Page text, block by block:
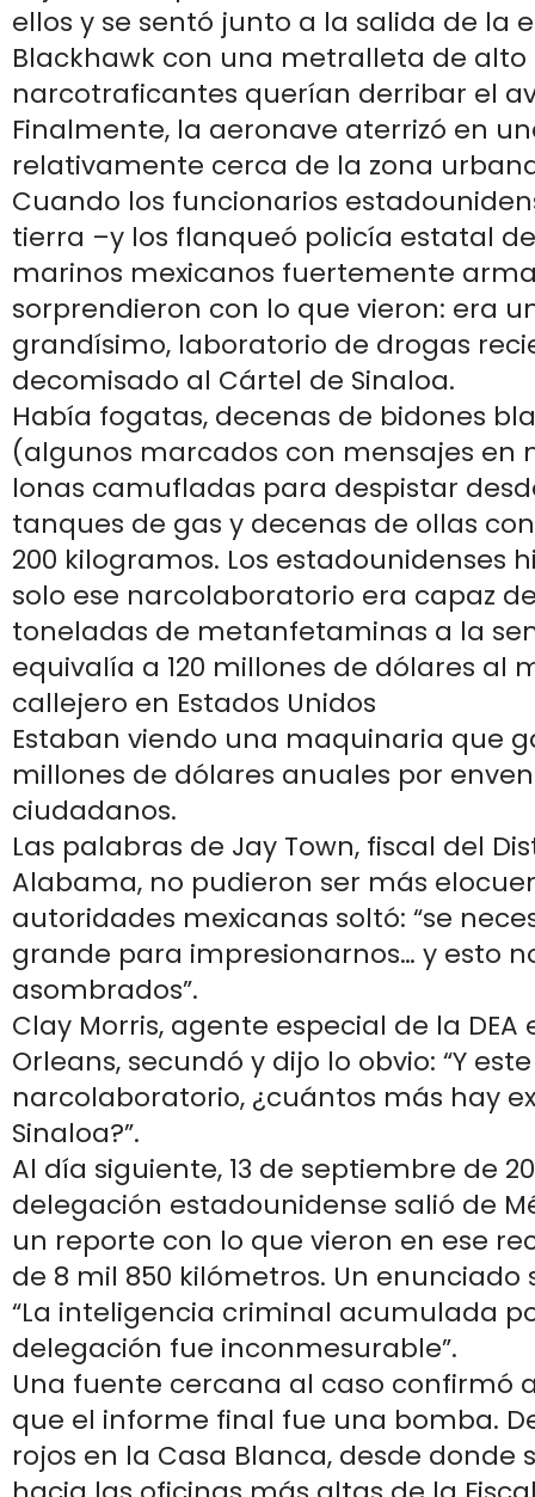
ellos y se sentó junto a la salida de la
Blackhawk con una metralleta de alto
narcotraficantes querían derribar el
Finalmente, la aeronave aterrizó en
relativamente cerca de la zona
Cuando los funcionarios
tierra –y los flanqueó policía estatal
marinos mexicanos fuertemente
sorprendieron con lo que vieron: era
grandísimo, laboratorio de drogas
decomisado al Cártel de Sinaloa.
Había fogatas, decenas de bidones
(algunos marcados con mensajes en
lonas camufladas para despistar
tanques de gas y decenas de ollas
200 kilogramos. Los estadounidenses
solo ese narcolaboratorio era capaz
toneladas de metanfetaminas a la
equivalía a 120 millones de dólares al
callejero en Estados Unidos
Estaban viendo una maquinaria que
millones de dólares anuales por
ciudadanos.
Las palabras de Jay Town, fiscal del
Alabama, no pudieron ser más
autoridades mexicanas soltó: “se
grande para impresionarnos… y esto
asombrados”.
Clay Morris, agente especial de la DEA
Orleans, secundó y dijo lo obvio: “Y
narcolaboratorio, ¿cuántos más hay
Sinaloa?”.
Al día siguiente, 13 de septiembre de
delegación estadounidense salió de
un reporte con lo que vieron en ese
de 8 mil 850 kilómetros. Un enunciado
“La inteligencia criminal acumulada
delegación fue inconmesurable”.
Una fuente cercana al caso confirmó
que el informe final fue una bomba.
rojos en la Casa Blanca, desde donde